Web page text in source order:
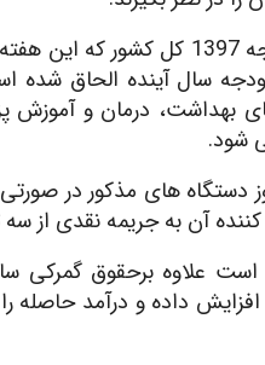
طبق گزارش کمیسیون تلفیق
سال آینده الحاق
های بهداشت، درمان و
شود.
های مذکور در
آن به جریمه نقدی از
میزان حداقل 40 درصد افزایش داده